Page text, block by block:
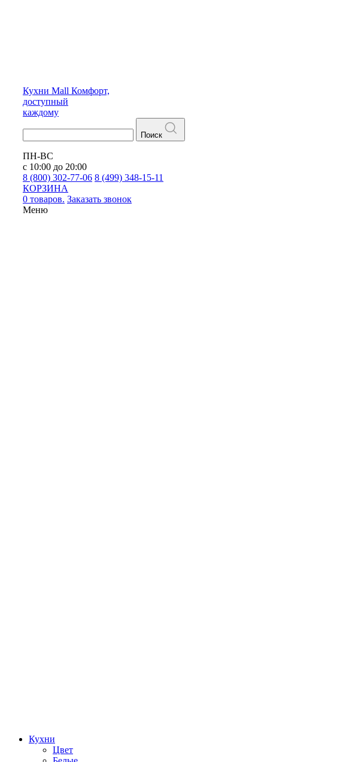
Кухни Mall Комфорт,
доступный
каждому
Поиск
ПН-ВС
с 10:00 до 20:00
8 (800) 302-77-06 8 (499) 348-15-11
КОРЗИНА
0 товаров. Заказать звонок
Меню
Кухни
Цвет